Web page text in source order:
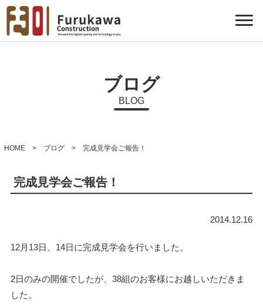
ブログ
BLOG
HOME > ブログ > 完成見学会ご報告！
完成見学会ご報告！
2014.12.16
12月13日、14日に完成見学会を行いました。
2日のみの開催でしたが、38組のお客様にお越しいただきま
した。